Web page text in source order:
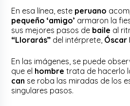
En esa línea, este peruano
pequeño ‘amigo’ armaron la
sus mejores pasos de baile al
“Llorarás” del intérprete, Óscar
En las imágenes, se puede
que el hombretrata de hacerlo
can se roba las miradas de los
singulares pasos.